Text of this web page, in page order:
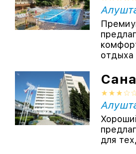
для